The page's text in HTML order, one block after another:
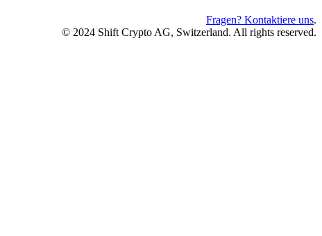
Fragen? Kontaktiere uns.
© 2024 Shift Crypto AG, Switzerland. All rights reserved.